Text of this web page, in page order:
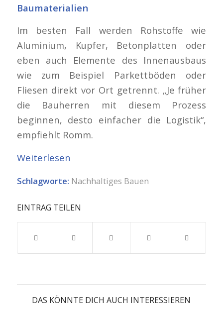
Baumaterialien
Im besten Fall werden Rohstoffe wie
Aluminium, Kupfer, Betonplatten oder
eben auch Elemente des Innenausbaus
wie zum Beispiel Parkettböden oder
Fliesen direkt vor Ort getrennt. „Je früher
die Bauherren mit diesem Prozess
beginnen, desto einfacher die Logistik“,
empfiehlt Romm.
Weiterlesen
Schlagworte: Nachhaltiges Bauen
EINTRAG TEILEN
DAS KÖNNTE DICH AUCH INTERESSIEREN